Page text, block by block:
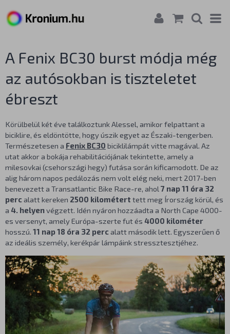
A Fenix BC30 burst módja még
az autósokban is tiszteletet
ébreszt
Körülbelül két éve találkoztunk Alessel, amikor felpattant a
biciklire, és eldöntötte, hogy úszik egyet az Északi-tengerben.
Természetesen a Fenix BC30 biciklilámpát vitte magával. Az
utat akkor a bokája rehabilitációjának tekintette, amely a
milesovkai (csehországi hegy) futása során kificamodott. De az
alig három napos pedálozás nem volt elég neki, mert 2017-ben
benevezett a Transatlantic Bike Race-re, ahol 7 nap 11 óra 32
percalatt kereken 2500 kilométert tett meg Írország körül, és
a 4. helyenvégzett. Idén nyáron hozzáadta a North Cape 4000-
es versenyt, amely Európa-szerte fut és 4000 kilométer
hosszú. 11 nap 18 óra 32 percalatt második lett. Egyszerűen ő
az ideális személy, kerékpár lámpáink stressztesztjéhez.